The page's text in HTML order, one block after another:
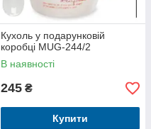
Кухоль у подарунковій
коробці MUG-244/2
В наявності
245 ₴
Купити